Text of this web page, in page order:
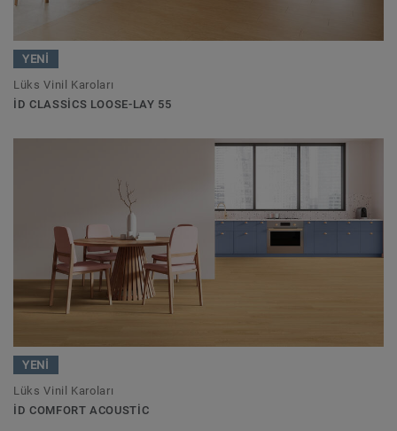
YENİ
Lüks Vinil Karoları
ID CLASSICS LOOSE-LAY 55
YENİ
Lüks Vinil Karoları
ID COMFORT ACOUSTIC